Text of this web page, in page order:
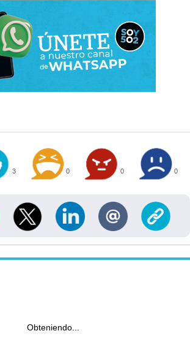
3 0 0 0
Obteniendo...